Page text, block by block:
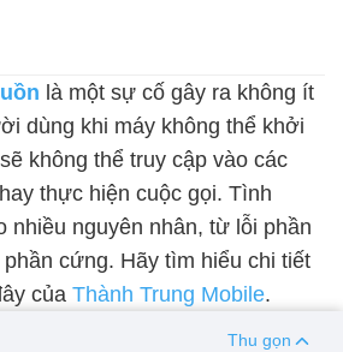
Vsmart Màn hình Google Pixel
Pin Samsumg Pin Oppo Pin Xiaomi
là một sự cố gây ra không ít
dùng khi máy không thể khởi
không thể truy cập vào các
thực hiện cuộc gọi. Tình
nhiều nguyên nhân, từ lỗi phần
cứng. Hãy tìm hiểu chi tiết
của Thành Trung Mobile.
Thu gọn